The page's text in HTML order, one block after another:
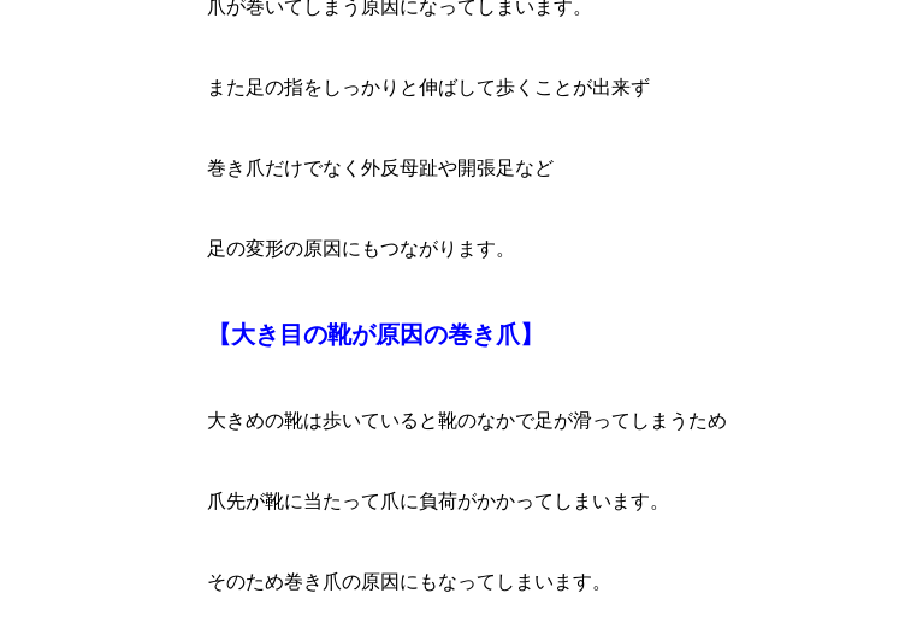
爪が巻いてしまう原因になってしまいます。
また足の指をしっかりと伸ばして歩くことが出来ず
巻き爪だけでなく外反母趾や開張足など
足の変形の原因にもつながります。
【大き目の靴が原因の巻き爪】
大きめの靴は歩いていると靴のなかで足が滑ってしまうため
爪先が靴に当たって爪に負荷がかかってしまいます。
そのため巻き爪の原因にもなってしまいます。